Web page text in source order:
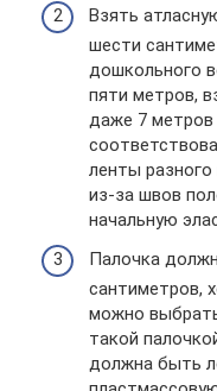
Взять
шести
дошкольного
пяти метров,
даже 7
ленты
из-за швов
начальную
Палочка
сантиметров,
можно
такой
должна быть